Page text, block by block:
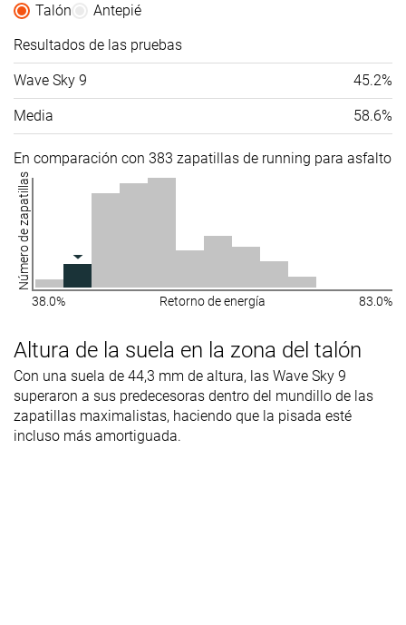
Talón
Antepié
Resultados de las pruebas
Wave Sky 9 45.2%
Media 58.6%
En comparación con 383 zapatillas de running para asfalto
Número de zapatillas
38.0% Retorno de energía 83.0%
Altura de la suela en la zona del talón
Con una suela de 44,3 mm de altura, las Wave Sky 9
superaron a sus predecesoras dentro del mundillo de las
zapatillas maximalistas, haciendo que la pisada esté
incluso más amortiguada.